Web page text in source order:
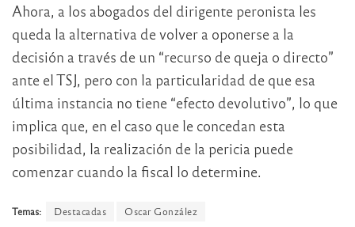
Ahora, a los abogados del dirigente peronista les
queda la alternativa de volver a oponerse a la
decisión a través de un “recurso de queja o directo”
ante el TSJ, pero con la particularidad de que esa
última instancia no tiene “efecto devolutivo”, lo que
implica que, en el caso que le concedan esta
posibilidad, la realización de la pericia puede
comenzar cuando la fiscal lo determine.
Temas: Destacadas
Oscar González